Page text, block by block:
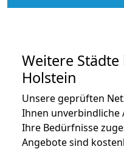
Weitere
Holstein
Unsere geprüften
Ihnen unverbindliche
Ihre Bedürfnisse
Angebote sind